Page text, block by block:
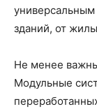
зданий, от
Не менее
Модульные